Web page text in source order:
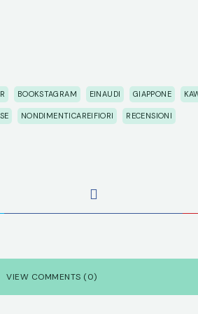
BOOKSTAGRAM EINAUDI GIAPPONE
NONDIMENTICAREIFIORI RECENSIONI
VIEW COMMENTS (0)